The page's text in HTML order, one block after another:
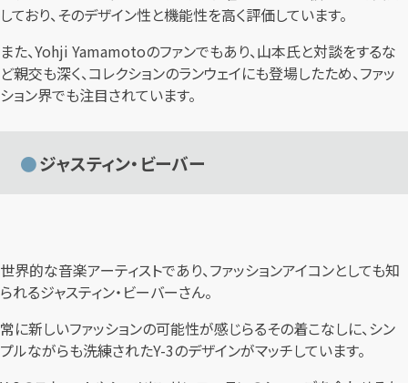
しており、そのデザイン性と機能性を高く評価しています。
また、Yohji Yamamotoのファンでもあり、山本氏と対談をするな
ど親交も深く、コレクションのランウェイにも登場したため、ファッ
ション界でも注目されています。
ジャスティン・ビーバー
世界的な音楽アーティストであり、ファッションアイコンとしても知
られるジャスティン・ビーバーさん。
常に新しいファッションの可能性が感じらるその着こなしに、シン
プルながらも洗練されたY-3のデザインがマッチしています。